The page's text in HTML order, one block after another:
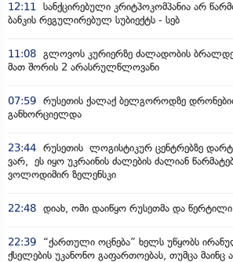
12:11 სანქცირებული კრიტპოკომპანია არ
ბანკის რეგულირებულ სუბიექტს - სებ
11:08 გლოვოს კურიერზე ძალადობის
მათ შორის 2 არასრულწლოვანი
07:59 რუსეთის ქალაქ ბელგოროდზე
განხორციელდა
23:44 რუსეთის ლოგისტიკურ ცენტრებზე
ვარ, ეს იყო უკრაინის ძალების ძალიან
ვოლოდიმირ ზელენსკი
22:48 დიახ, ომი დაიწყო რუსეთმა და წერტილი!
22:39
“ქართული ოცნება” ხელს უწყობს
ქსელების უკანონო გაფართოებას, თუმცა მაინც